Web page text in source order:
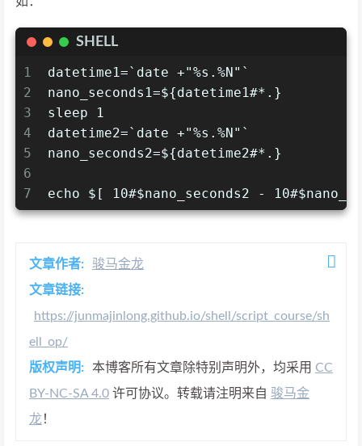
SHELL
1
2
3
4
5
6
7
datetime1=`date +"%s.%N"`
nano_seconds1=${datetime1#*.}
sleep 1
datetime2=`date +"%s.%N"`
nano_seconds2=${datetime2#*.}
echo $[ 10#$nano_seconds2 -
文章作者:
骏马金龙
文章链接:
https://junmajinlong.github.io/shell/script_course/sh
ell_op/
版权声明:
本博客所有文章除特别声明外，均采用 CC
BY-NC-SA 4.0 许可协议。转载请注明来自 骏马金
龙 ！